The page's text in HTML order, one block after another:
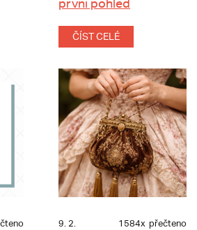
první pohled
ČÍST CELÉ
9. 2. 1584x přečteno